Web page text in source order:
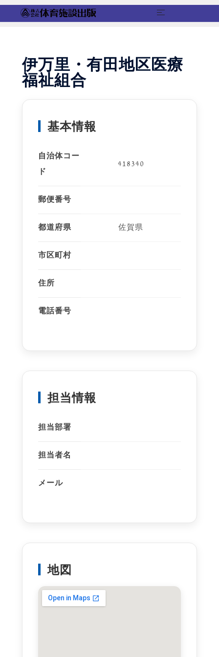
コ
ン
伊万里・有田地区医療
福祉組合
基本情報
自治体コー
ド
418340
郵便番号
都道府県 佐賀県
市区町村
住所
電話番号
担当情報
担当部署
担当者名
メール
地図